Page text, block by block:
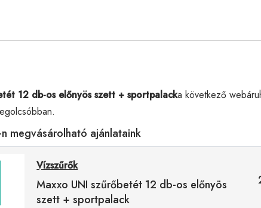
12 db-os előnyös szett + sportpalacka következő
megvásárolható ajánlataink
Vízszűrők
Maxxo UNI szűrőbetét 12 db-os előnyös
szett + sportpalack